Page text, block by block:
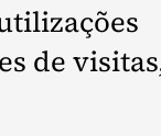
de